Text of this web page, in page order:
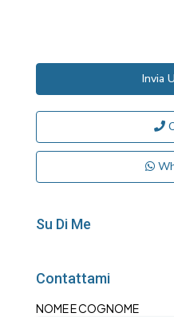
Invia
Su Di Me
Contattami
NOME E COGNOME